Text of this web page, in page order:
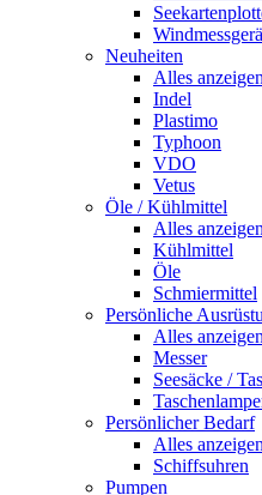
Neuheiten
Alles
Indel
Plastimo
Typhoon
VDO
Vetus
Öle / Kühlmittel
Alles
Kühlmittel
Öle
Schmiermittel
Persönliche
Alles
Messer
Seesäcke /
Persönlicher Bedarf
Alles
Schiffsuhren
Pumpen